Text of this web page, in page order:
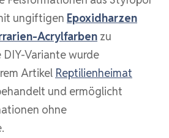
ungiftigen Epoxidharzen
Acrylfarben zu
DIY-Variante wurde
Artikel Reptilienheimat
und ermöglicht
ohne